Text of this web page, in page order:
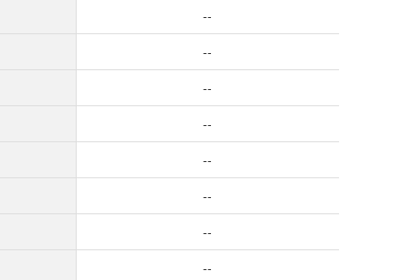
--
--
--
--
--
--
--
--